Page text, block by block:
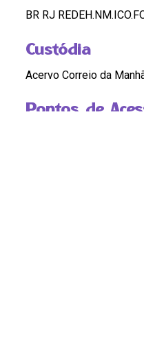
BR RJ
Custódia
Acervo Correio da
Pontos de